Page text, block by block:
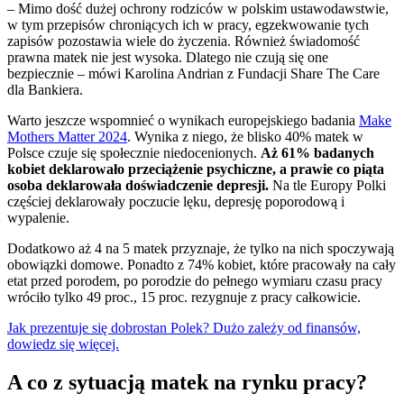
– Mimo dość dużej ochrony rodziców w polskim ustawodawstwie,
w tym przepisów chroniących ich w pracy, egzekwowanie tych
zapisów pozostawia wiele do życzenia. Również świadomość
prawna matek nie jest wysoka. Dlatego nie czują się one
bezpiecznie – mówi Karolina Andrian z Fundacji Share The Care
dla Bankiera.
Warto jeszcze wspomnieć o wynikach europejskiego badania Make
Mothers Matter 2024. Wynika z niego, że blisko 40% matek w
Polsce czuje się społecznie niedocenionych. Aż 61% badanych
kobiet deklarowało przeciążenie psychiczne, a prawie co piąta
osoba deklarowała doświadczenie depresji. Na tle Europy Polki
częściej deklarowały poczucie lęku, depresję poporodową i
wypalenie.
Dodatkowo aż 4 na 5 matek przyznaje, że tylko na nich spoczywają
obowiązki domowe. Ponadto z 74% kobiet, które pracowały na cały
etat przed porodem, po porodzie do pełnego wymiaru czasu pracy
wróciło tylko 49 proc., 15 proc. rezygnuje z pracy całkowicie.
Jak prezentuje się dobrostan Polek? Dużo zależy od finansów,
dowiedz się więcej.
A co z sytuacją matek na rynku pracy?